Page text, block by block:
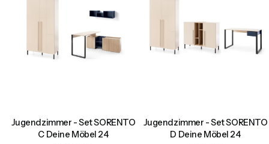
Jugendzimmer - Set SORENTO
C Deine Möbel 24
Jugendzimmer - Set SORENTO
D Deine Möbel 24